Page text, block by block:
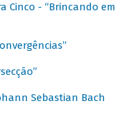
Cinco - “Brincando em
Sebastian Bach